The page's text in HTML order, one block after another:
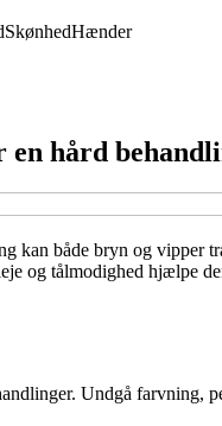
SkønhedHænder
en hård
kan både bryn og vipper
og tålmodighed hjælpe
Undgå